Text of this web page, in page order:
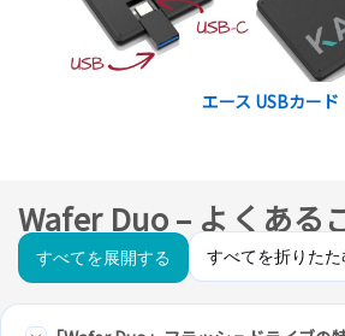
エース USBカード
Wafer Duo – よくある
すべてを展開する すべてを折りた